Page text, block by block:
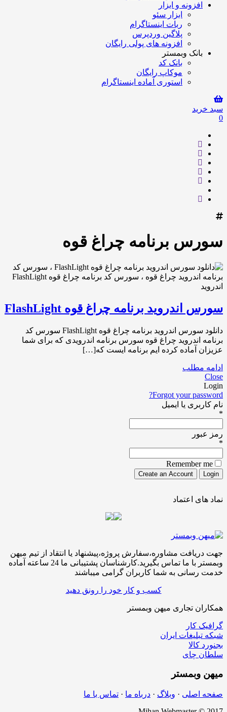
افزونه و ابزار
ابزار سئو
ربات اینستاگرام
پلاگین وردپرس
افزونه های پولی رایگان
بانک وبمستر
بانک کد
موکاپ رایگان
استوری آماده اینستاگرام
سبد خرید
0
سورس برنامه چراغ قوه
سورس اندروید برنامه چراغ قوه FlashLight
دانلود سورس اندروید برنامه چراغ قوه FlashLight سورس کد
برنامه اندروید چراغ قوه سورس برنامه اندرویدی که برای شما
عزیزان آماده کرده ایم برنامه ایست که[…]
ادامه مطلب
Close
Login
Forgot your password?
نام کاربری یا ایمیل
*
رمز عبور
*
Remember me
نماد های اعتماد
جهت دریافت مشاوره،سفارش پروژه،پیشنهاد یا انتقاد از تیم میهن
وبمستر با ما تماس بگیرید.کارشناسان پشتیبانی ما 24 ساعته آماده
خدمت رسانی به شما کاربران گرامی میباشند
کسب و کار خود را رونق دهید
همکاران تجاری میهن وبمستر
گرافیک کار
شبکه تبلیغات ایران
بجنورد کالا
سلطان چای
میهن وبمستر
صفحه اصلی · وبلاگ · درباه ما · تماس با ما